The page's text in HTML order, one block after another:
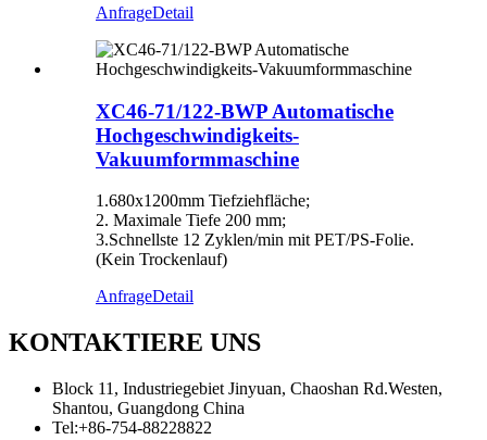
AnfrageDetail
XC46-71/122-BWP Automatische
Hochgeschwindigkeits-
Vakuumformmaschine
1.680x1200mm Tiefziehfläche;
2. Maximale Tiefe 200 mm;
3.Schnellste 12 Zyklen/min mit PET/PS-Folie.
(Kein Trockenlauf)
AnfrageDetail
KONTAKTIERE UNS
Block 11, Industriegebiet Jinyuan, Chaoshan Rd.Westen,
Shantou, Guangdong China
Tel:+86-754-88228822